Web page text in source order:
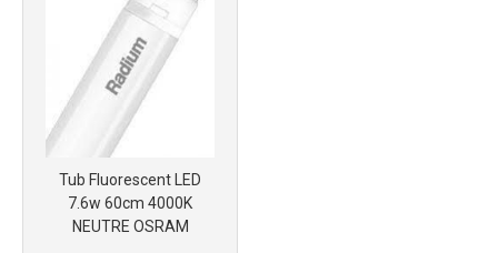
Tub Fluorescent LED
7.6w 60cm 4000K
NEUTRE OSRAM
Más info